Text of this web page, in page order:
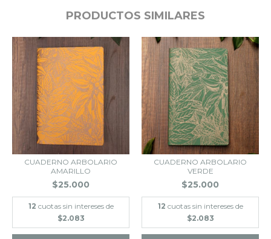
PRODUCTOS SIMILARES
CUADERNO ARBOLARIO
AMARILLO
$25.000
12 cuotas sin intereses de
$2.083
CUADERNO ARBOLARIO
VERDE
$25.000
12 cuotas sin intereses de
$2.083